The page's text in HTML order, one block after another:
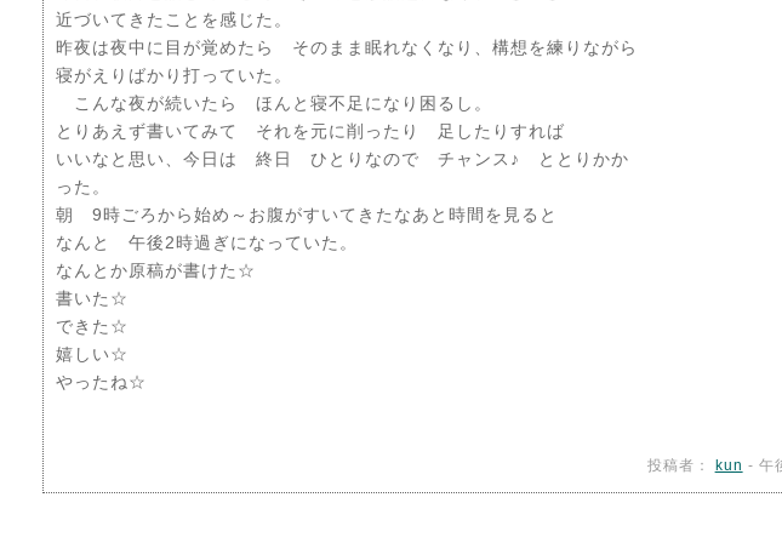
近づいてきたことを感じた。
昨夜は夜中に目が覚めたら そのまま眠れなくなり、構想を練りながら
寝がえりばかり打っていた。
こんな夜が続いたら ほんと寝不足になり困るし。
とりあえず書いてみて それを元に削ったり 足したりすれば
いいなと思い、今日は 終日 ひとりなので チャンス♪ ととりかか
った。
朝 9時ごろから始め～お腹がすいてきたなあと時間を見ると
なんと 午後2時過ぎになっていた。
なんとか原稿が書けた☆
書いた☆
できた☆
嬉しい☆
やったね☆
投稿者： kun - 午